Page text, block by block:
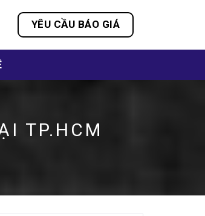
YÊU CẦU BÁO GIÁ
TP.HCM